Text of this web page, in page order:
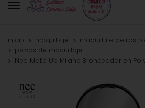
inicio maquillaje
maquillaje de rostro
polvos de maquillaje